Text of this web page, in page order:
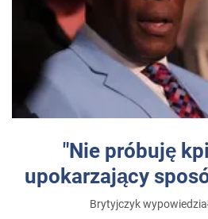
"Nie próbuję
upokarzający
Brytyjczyk